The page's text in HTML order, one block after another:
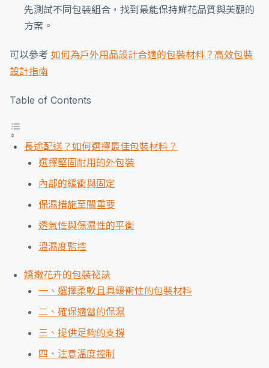
先測試不同包裝組合，找到最能保持鮮花品質與美觀的
方案。
可以參考 如何為戶外用品設計合適的包裝材料？高效包裝
設計指南
Table of Contents
長途配送？如何選擇最佳包裝材料？
選擇堅固耐用的外包裝
內部的緩衝與固定
保濕措施至關重要
透氣性與保濕性的平衡
溫濕度監控
嬌嫩花卉的包裝祕訣
一、選擇柔軟且具緩衝性的包裝材料
二、確保適當的保濕
三、提供足夠的支撐
四、注意溫度控制